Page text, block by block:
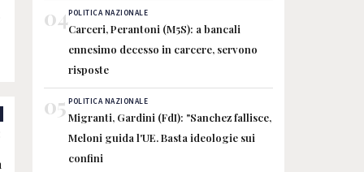
04POLITICA NAZIONALE
Carceri, Perantoni (M5S): a bancali
ennesimo decesso in carcere, servono
risposte
05 POLITICA NAZIONALE
Migranti, Gardini (FdI): "Sanchez fallisce,
Meloni guida l'UE. Basta ideologie sui
confini